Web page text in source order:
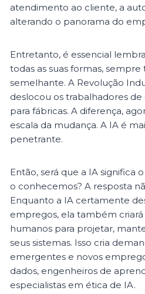
atendimento ao cliente, a
alterando o panorama do
Entretanto, é essencial
todas as suas formas,
semelhante. A Revolução
deslocou os trabalhadores
para fábricas. A diferença,
escala da mudança. A IA é
penetrante.
Então, será que a IA significa
o conhecemos? A resposta
Enquanto a IA certamente
empregos, ela também criará
humanos para projetar,
seus sistemas. Isso cria
emergentes e novos
dados, engenheiros de
especialistas em ética de IA.